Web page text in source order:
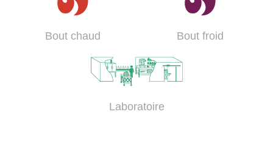
Bout chaud Bout froid
Laboratoire